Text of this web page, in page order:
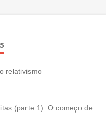
relativismo
(parte 1): O começo de